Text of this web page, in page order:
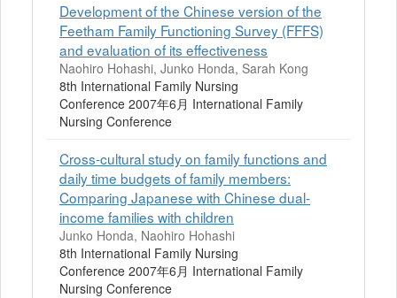
Development of the Chinese version of the
Feetham Family Functioning Survey (FFFS)
and evaluation of its effectiveness
Naohiro Hohashi, Junko Honda, Sarah Kong
8th International Family Nursing
Conference 2007年6月 International Family
Nursing Conference
Cross-cultural study on family functions and
daily time budgets of family members:
Comparing Japanese with Chinese dual-
income families with children
Junko Honda, Naohiro Hohashi
8th International Family Nursing
Conference 2007年6月 International Family
Nursing Conference